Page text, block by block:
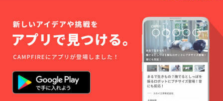
AWA
NAOHI
RO 全１
０アー
ティス
ト参加
による
これか
らの季